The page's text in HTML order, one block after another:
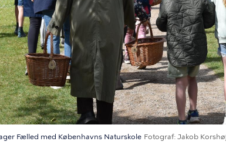
Fælled med Københavns Naturskole Fotograf Jakob Korshøj